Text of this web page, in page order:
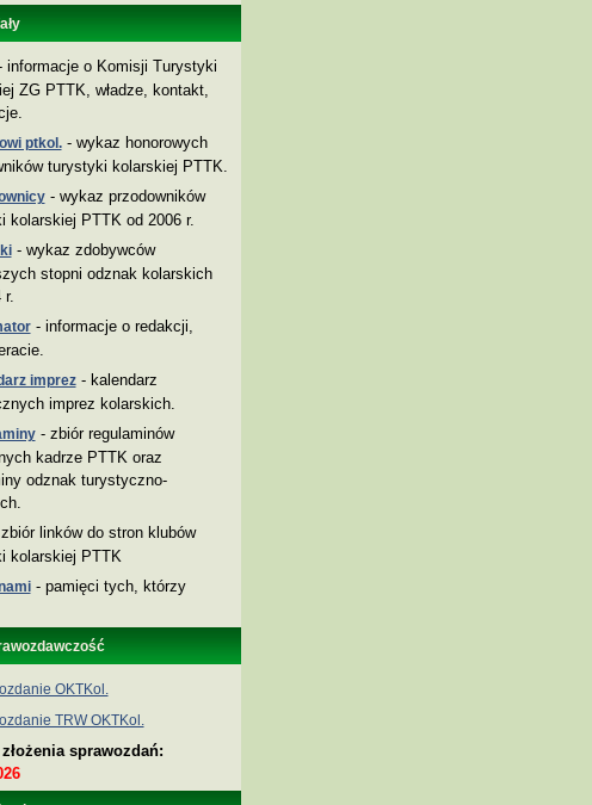
o Komisji Turystyki
ZG PTTK, władze, kontakt,
ptkol.- wykaz honorowych
turystyki kolarskiej PTTK.
- wykaz przodowników
kolarskiej PTTK od 2006 r.
- wykaz zdobywców
stopni odznak kolarskich
r.
- informacje o redakcji,
imprez- kalendarz
imprez kolarskich.
- zbiór regulaminów
kadrze PTTK oraz
odznak turystyczno-
linków do stron klubów
kolarskiej PTTK
- pamięci tych, którzy
OKTKol.
TRW OKTKol.
sprawozdań: